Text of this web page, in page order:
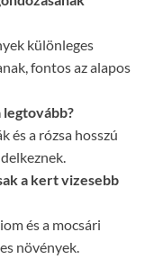
különleges
fontos az alapos
és a rózsa hosszú
a kert vizesebb
és a mocsári
növények.